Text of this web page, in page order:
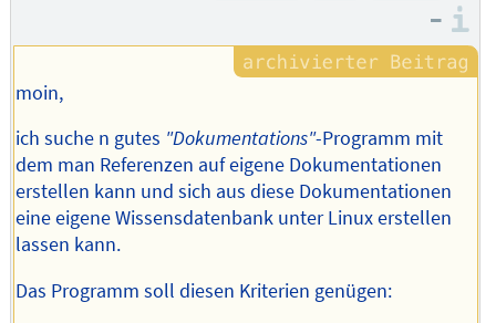
–
moin,
ich suche n gutes "Dokumentations"-Programm mit
dem man Referenzen auf eigene Dokumentationen
erstellen kann und sich aus diese Dokumentationen
eine eigene Wissensdatenbank unter Linux erstellen
lassen kann.
Das Programm soll diesen Kriterien genügen: